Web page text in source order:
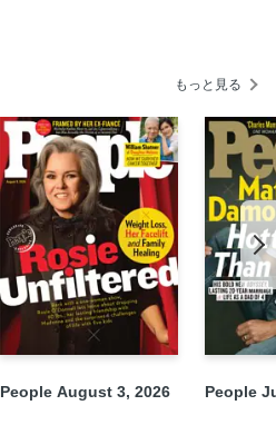
もっと見る
People August 3, 2026 People